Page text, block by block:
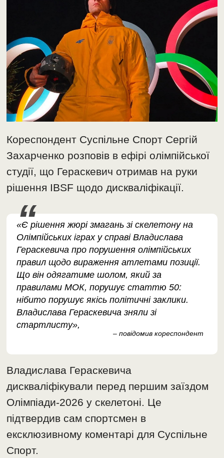
Кореспондент Суспільне Спорт Сергій
Захарченко розповів в ефірі олімпійської
студії, що Гераскевич отримав на руки
рішення IBSF щодо дискваліфікації.
«Є рішення жюрі змагань зі скелетону на
Олімпійських іграх у справі Владислава
Гераскевича про порушення олімпійських
правил щодо вираження атлетами позиції.
Що він одягатиме шолом, який за
правилами МОК, порушує статтю 50:
нібито порушує якісь політичні заклики.
Владислава Гераскевича зняли зі
стартлисту»,
– повідомив кореспондент
Владислава Гераскевича
дискваліфікували перед першим заїздом
Олімпіади-2026 у скелетоні. Це
підтвердив сам спортсмен в
ексклюзивному коментарі для Суспільне
Спорт.